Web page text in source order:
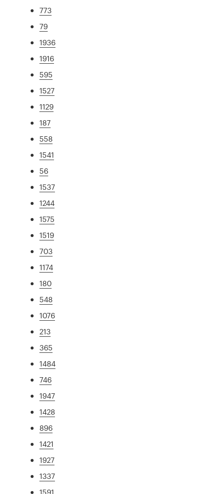
773
79
1936
1916
595
1527
1129
187
558
1541
56
1537
1244
1575
1519
703
1174
180
548
1076
213
365
1484
746
1947
1428
896
1421
1927
1337
1591